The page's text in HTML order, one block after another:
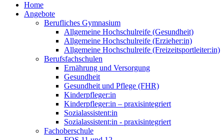
Home
Angebote
Berufliches Gymnasium
Allgemeine Hochschulreife (Gesundheit)
Allgemeine Hochschulreife (Erzieher:in)
Allgemeine Hochschulreife (Freizeitsportleiter:in)
Berufsfachschulen
Ernährung und Versorgung
Gesundheit
Gesundheit und Pflege (FHR)
Kinderpfleger:in
Kinderpfleger:in – praxisintegriert
Sozialassistent:in
Sozialassistent:in - praxisintegriert
Fachoberschule